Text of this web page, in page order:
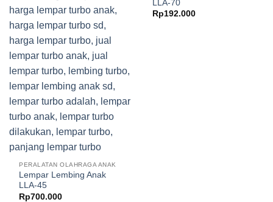
PERALATAN OLAHRAGA ANAK
Lempar Lembing Anak
LLA-45
Rp700.000
LLA-70
Rp192.000